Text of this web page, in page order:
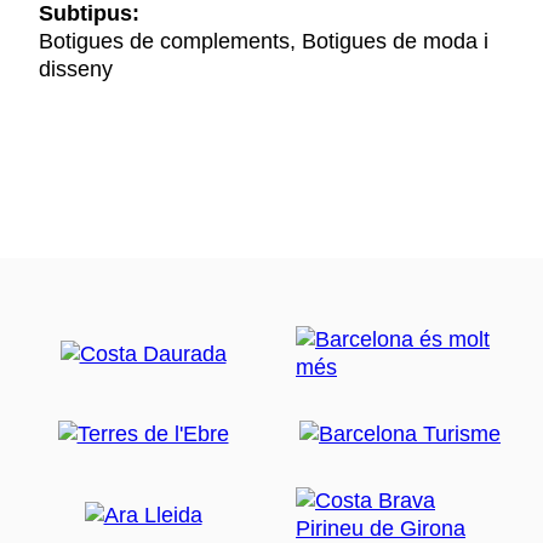
Subtipus:
Botigues de complements, Botigues de moda i
disseny